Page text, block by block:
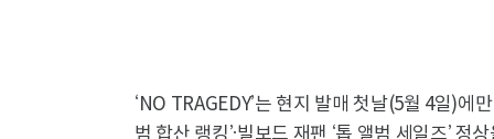
‘NO TRAGEDY’는 현지 발매 첫날(5월 4일)에